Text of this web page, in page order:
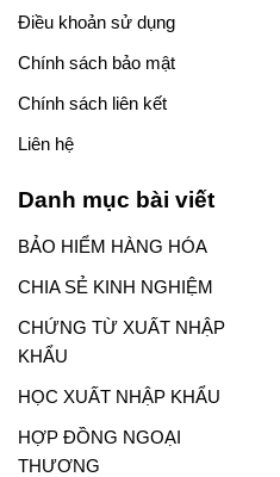
Điều khoản sử dụng
Chính sách bảo mật
Chính sách liên kết
Liên hệ
Danh mục bài viết
BẢO HIỂM HÀNG HÓA
CHIA SẺ KINH NGHIỆM
CHỨNG TỪ XUẤT NHẬP
KHẨU
HỌC XUẤT NHẬP KHẨU
HỢP ĐỒNG NGOẠI
THƯƠNG